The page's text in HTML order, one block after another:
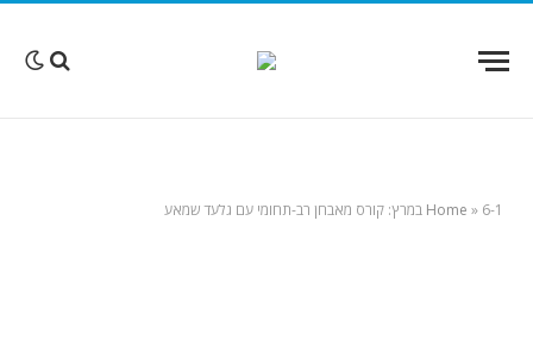
Home » 6-1 במרץ: קורס מאבחן רב-תחומי עם גלעד שמאע